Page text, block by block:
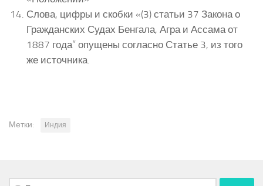
Слова, цифры и скобки «(3) статьи 37 Закона о
Гражданских Судах Бенгала, Агра и Ассама от
1887 года” опущены согласно Статье 3, из того
же источника.
Метки: Индия